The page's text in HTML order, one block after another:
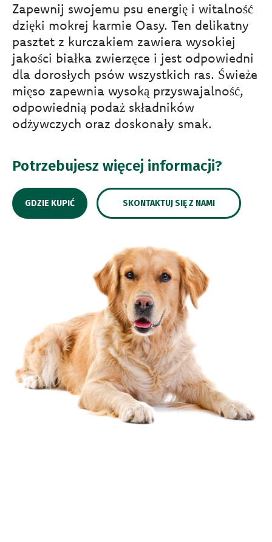
Zapewnij swojemu psu energię i witalność
dzięki mokrej karmie Oasy. Ten delikatny
pasztet z kurczakiem zawiera wysokiej
jakości białka zwierzęce i jest odpowiedni
dla dorosłych psów wszystkich ras. Świeże
mięso zapewnia wysoką przyswajalność,
odpowiednią podaż składników
odżywczych oraz doskonały smak.
Potrzebujesz więcej informacji?
GDZIE KUPIĆ SKONTAKTUJ SIĘ Z NAMI